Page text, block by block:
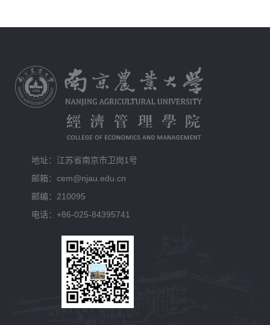
地址：江苏省南京市卫岗1号
邮箱：cem@njau.edu.cn
邮编：210095
电话：+86-025-84395741